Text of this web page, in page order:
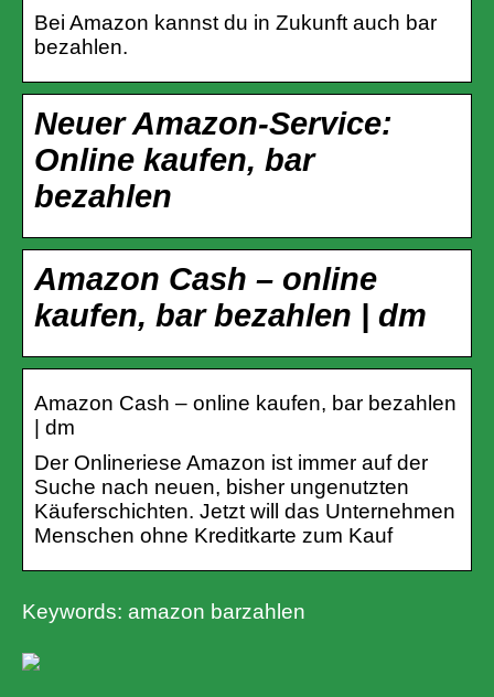
Bei Amazon kannst du in Zukunft auch bar
bezahlen.
Neuer Amazon-Service:
Online kaufen, bar
bezahlen
Amazon Cash – online
kaufen, bar bezahlen | dm
Amazon Cash – online kaufen, bar bezahlen
| dm
Der Onlineriese Amazon ist immer auf der
Suche nach neuen, bisher ungenutzten
Käuferschichten. Jetzt will das Unternehmen
Menschen ohne Kreditkarte zum Kauf
Keywords: amazon barzahlen